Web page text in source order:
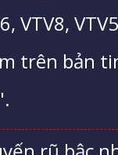
VTV8,
trên bản